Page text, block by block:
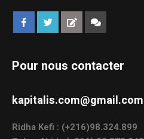
Pour nous contacter
kapitalis.com@gmail.com
Ridha Kefi : (+216)98.324.899